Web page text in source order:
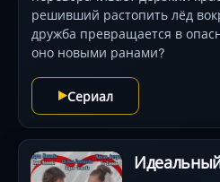
решивший растопить лёд
дружба превращается в
оно новыми ранами?
Сериал